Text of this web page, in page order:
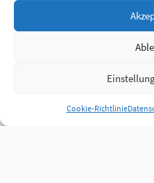
Cookie-Richtlinie